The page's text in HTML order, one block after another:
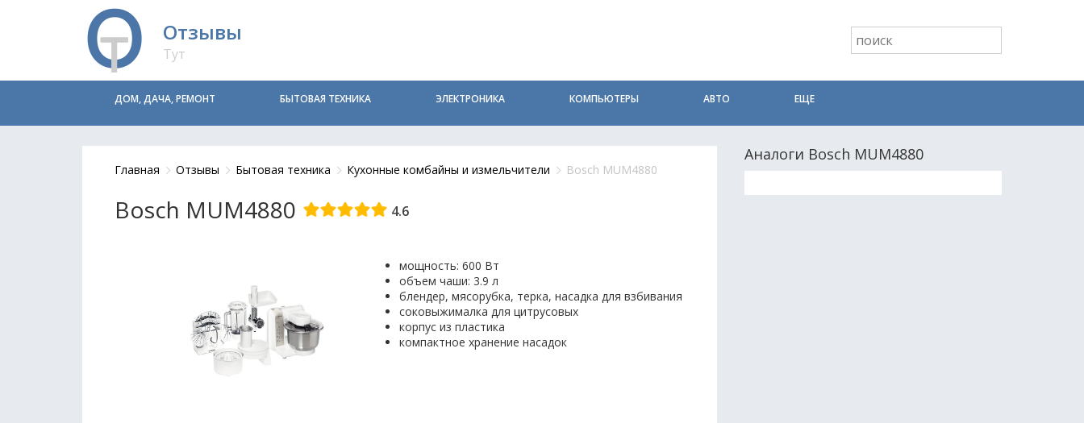
Отзывы
Тут
ДОМ, ДАЧА, РЕМОНТ БЫТОВАЯ ТЕХНИКА ЭЛЕКТРОНИКА КОМПЬЮТЕРЫ АВТО ЕЩЕ
Главная Отзывы Бытовая техника Кухонные комбайны и измельчители Bosch MUM4880
Bosch MUM4880 4.6
мощность: 600 Вт
объем чаши: 3.9 л
блендер, мясорубка, терка, насадка для взбивания
соковыжималка для цитрусовых
корпус из пластика
компактное хранение насадок
Аналоги Bosch MUM4880